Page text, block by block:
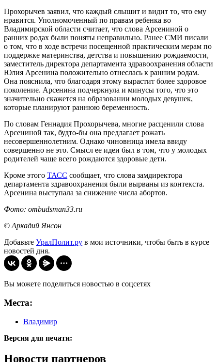
Прохорычев заявил, что каждый слышит и видит то, что ему
нравится. Уполномоченный по правам ребенка во
Владимирской области считает, что слова Арсениной о
ранних родах были поняты неправильно. Ранее СМИ писали
о том, что в ходе встречи посещенной практическим мерам по
поддержке материнства, детства и повышению рождаемости,
заместитель директора департамента здравоохранения области
Юлия Арсенина положительно отнеслась к ранним родам.
Она пояснила, что благодаря этому вырастит более здоровое
поколение. Арсенина подчеркнула и минусы того, что это
значительно скажется на образовании молодых девушек,
которые планируют раннюю беременность.
По словам Геннадия Прохорычева, многие расценили слова
Арсениной так, будто-бы она предлагает рожать
несовершеннолетним. Однако чиновница имела ввиду
совершенно не это. Смысл ее идеи был в том, что у молодых
родителей чаще всего рождаются здоровые дети.
Кроме этого ТАСС сообщает, что слова замдиректора
департамента здравоохранения были вырваны из контекста.
Арсенина выступала за снижение числа абортов.
Фото: ombudsman33.ru
© Аркадий Янсон
Добавьте УралПолит.ру в мои источники, чтобы быть в курсе
новостей дня.
Вы можете поделиться новостью в соцсетях
Места:
Владимир
Версия для печати:
Новости партнеров